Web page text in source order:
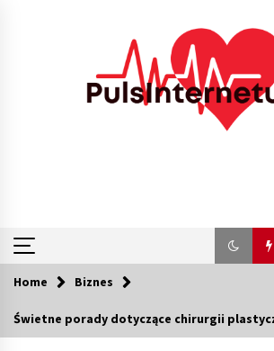
Popularne
Home Biznes
Świetne porady dotyczące chirurgii